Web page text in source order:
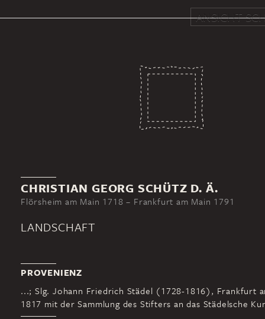
ANSICHT
CHRISTIAN GEORG SCHÜTZ D. Ä.
Flörsheim am Main 1718 – Frankfurt am Main 1791
LANDSCHAFT
PROVENIENZ
...; Slg. Johann Friedrich Städel (1728-1816), Frankfurt
1817 mit der Sammlung des Stifters an das Städelsche